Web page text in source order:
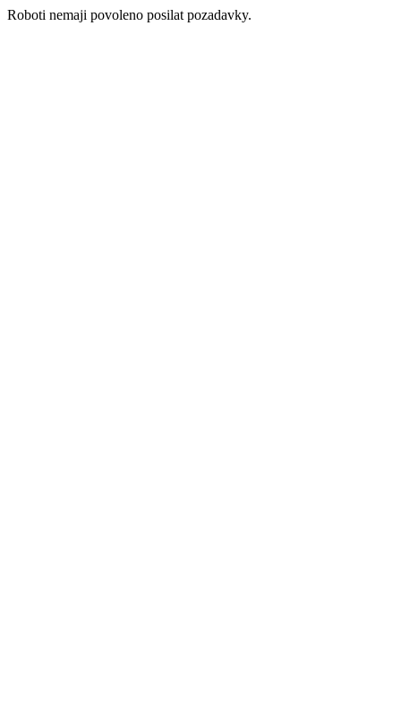
Roboti nemaji povoleno posilat pozadavky.